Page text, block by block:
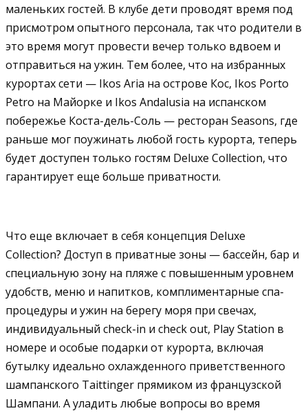
маленьких гостей. В клубе дети проводят время под
присмотром опытного персонала, так что родители в
это время могут провести вечер только вдвоем и
отправиться на ужин. Тем более, что на избранных
курортах сети — Ikos Aria на острове Кос, Ikos Porto
Petro на Майорке и Ikos Andalusia на испанском
побережье Коста-дель-Соль — ресторан Seasons, где
раньше мог поужинать любой гость курорта, теперь
будет доступен только гостям Deluxe Collection, что
гарантирует еще больше приватности.
Что еще включает в себя концепция Deluxe
Collection? Доступ в приватные зоны — бассейн, бар и
специальную зону на пляже с повышенным уровнем
удобств, меню и напитков, комплиментарные спа-
процедуры и ужин на берегу моря при свечах,
индивидуальный check-in и check out, Play Station в
номере и особые подарки от курорта, включая
бутылку идеально охлажденного приветственного
шампанского Taittinger прямиком из французской
Шампани. А уладить любые вопросы во время